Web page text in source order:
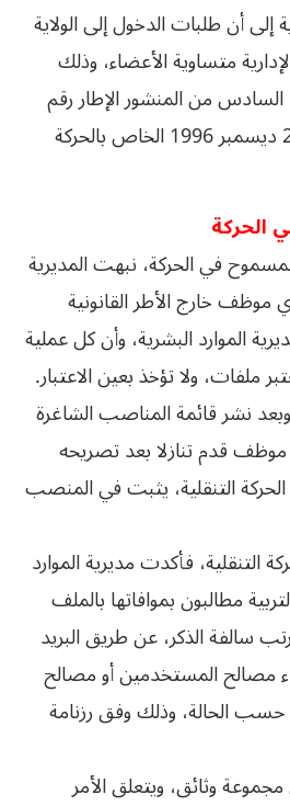
أن طلبات الدخول إلى الولاية
متساوية الأعضاء، وذلك
السادس من المنشور الإطار رقم
96.09.05 المؤرخ في 29 ديسمبر 1996 الخاص بالحركة
الحركة
في الحركة، نبهت المديرية
خارج الأطر القانونية
الموارد البشرية، وأن كل عملية
ملفات، ولا تؤخذ بعين الاعتبار.
نشر قائمة المناصب الشاغرة
موظف قدم تنازلا بعد تصريحه
التنقلية، يثبت في المنصب
التنقلية، فأكدت مديرية الموارد
مطالبون بموافاتها بالملف
سالفة الذكر، عن طريق البريد
المستخدمين أو مصالح
الحالة، وذلك وفق رزنامة
وثائق، ويتعلق الأمر